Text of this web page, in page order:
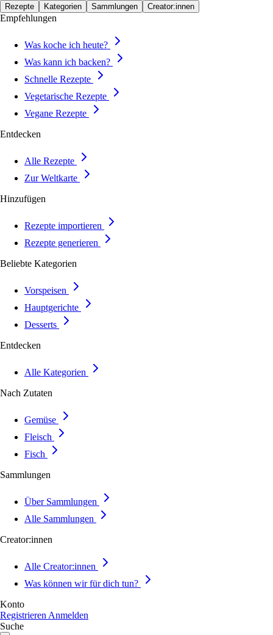
Rezepte Kategorien Sammlungen Creator:innen
Empfehlungen
Was koche ich heute?
Was kann ich backen?
Schnelle Rezepte
Vegetarische Rezepte
Vegane Rezepte
Entdecken
Alle Rezepte
Zur Weltkarte
Hinzufügen
Rezepte importieren
Rezepte generieren
Beliebte Kategorien
Vorspeisen
Hauptgerichte
Desserts
Entdecken
Alle Kategorien
Nach Zutaten
Gemüse
Fleisch
Fisch
Sammlungen
Über Sammlungen
Alle Sammlungen
Creator:innen
Alle Creator:innen
Was können wir für dich tun?
Konto
Registrieren Anmelden
Suche